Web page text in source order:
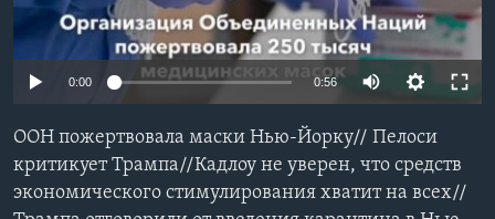
Learning English
Языки
0:00 0:56
ООН пожертвовала маски Нью-Йорку// Пелоси
критикует Трампа//Кадлоу не уверен, что средств
экономического стимулирования хватит на всех//